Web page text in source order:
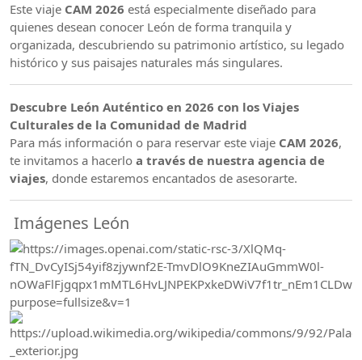
Este viaje CAM 2026 está especialmente diseñado para
quienes desean conocer León de forma tranquila y
organizada, descubriendo su patrimonio artístico, su legado
histórico y sus paisajes naturales más singulares.
Descubre León Auténtico en 2026 con los Viajes
Culturales de la Comunidad de Madrid
Para más información o para reservar este viaje CAM 2026,
te invitamos a hacerlo a través de nuestra agencia de
viajes, donde estaremos encantados de asesorarte.
Imágenes León